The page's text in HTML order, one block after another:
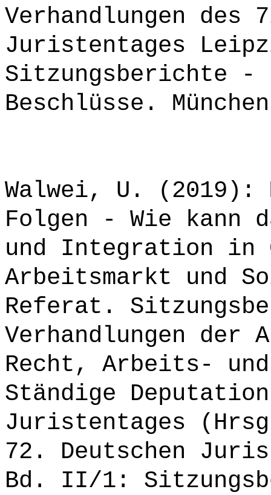
Verhandlungen des
Juristentages
Sitzungsberichte -
Beschlüsse.
Walwei, U.
Folgen - Wie kann
und Integration in
Arbeitsmarkt und
Referat.
Verhandlungen
Recht, Arbeits-
Ständige
Juristentages
72. Deutschen
Bd. II/1: